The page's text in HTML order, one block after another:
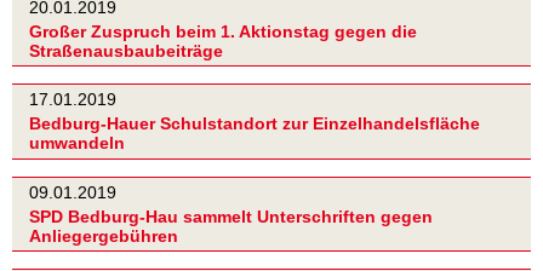
20.01.2019
Großer Zuspruch beim 1. Aktionstag gegen die
Straßenausbaubeiträge
17.01.2019
Bedburg-Hauer Schulstandort zur Einzelhandelsfläche
umwandeln
09.01.2019
SPD Bedburg-Hau sammelt Unterschriften gegen
Anliegergebühren